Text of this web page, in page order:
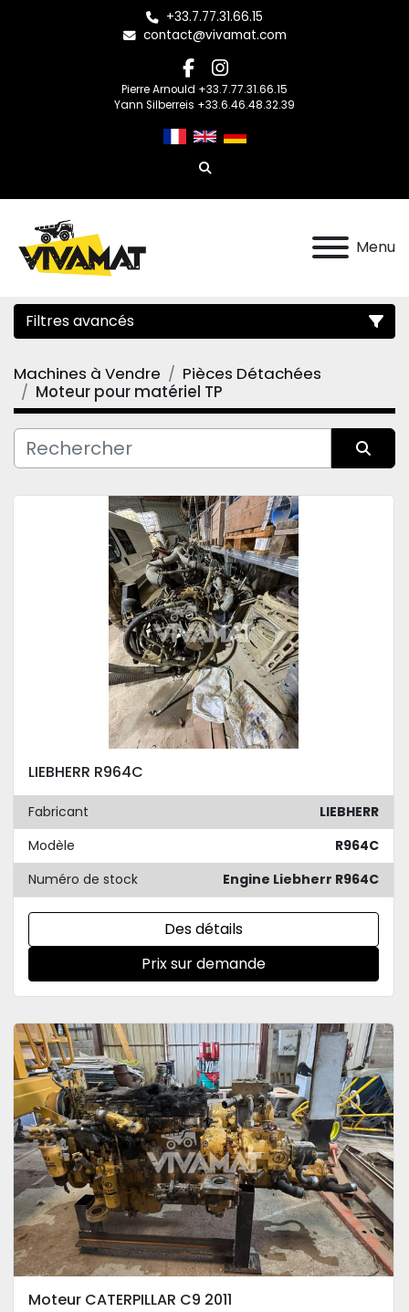
+33.7.77.31.66.15
contact@vivamat.com
facebook
instagram
Pierre Arnould +33.7.77.31.66.15
Yann Silberreis +33.6.46.48.32.39
Rechercher
Menu
Filtres avancés
Catégorie
Fabricant
Condition
Machines à Vendre
Pièces Détachées
Moteur pour matériel TP
LIEBHERR R964C
Fabricant
LIEBHERR
Modèle
R964C
Numéro de stock
Engine Liebherr R964C
Des détails
Prix sur demande
Moteur CATERPILLAR C9 2011